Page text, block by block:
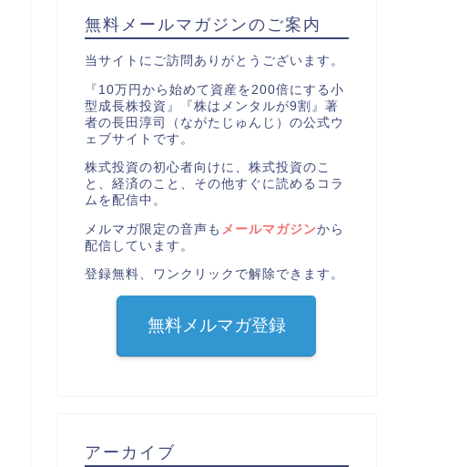
無料メールマガジンのご案内
当サイトにご訪問ありがとうございます。
『10万円から始めて資産を200倍にする小
型成長株投資』『株はメンタルが9割』著
者の長田淳司（ながたじゅんじ）の公式ウ
ェブサイトです。
株式投資の初心者向けに、株式投資のこ
と、経済のこと、その他すぐに読めるコラ
ムを配信中。
メルマガ限定の音声も メールマガジンから
配信しています。
登録無料、ワンクリックで解除できます。
無料メルマガ登録
アーカイブ